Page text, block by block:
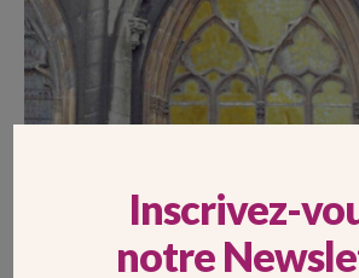
Inscrivez-
notre